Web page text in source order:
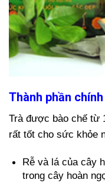
Thành phần
Trà được bào chế từ
rất tốt cho sức khỏe
Rễ và lá của cây
trong cây hoàn